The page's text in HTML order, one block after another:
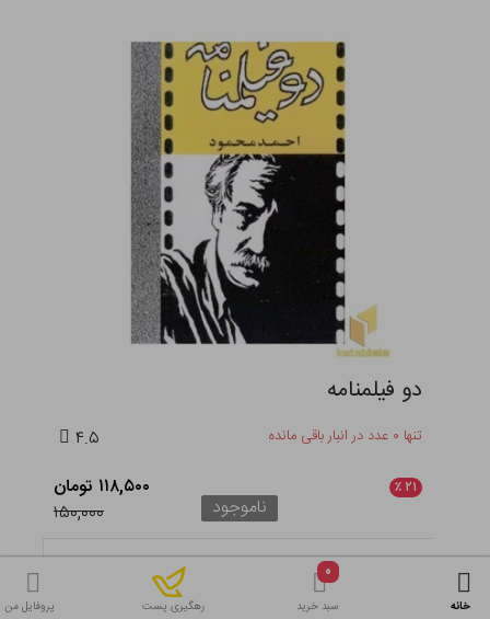
دو فیلمنامه
تنها ۰ عدد در انبار باقی مانده ۴.۵
۲۱ ٪
۱۱۸,۵۰۰ تومان
۱۵۰,۰۰۰
ناموجود
خانه
۰
سبد خرید رهگیری پست پروفایل من